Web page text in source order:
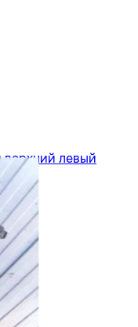
верхний левый